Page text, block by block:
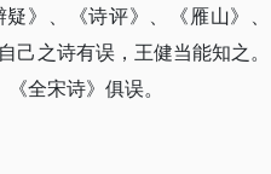
》、《诗评》、《雁山》、
己之诗有误，王健当能知之。
全宋诗》俱误。